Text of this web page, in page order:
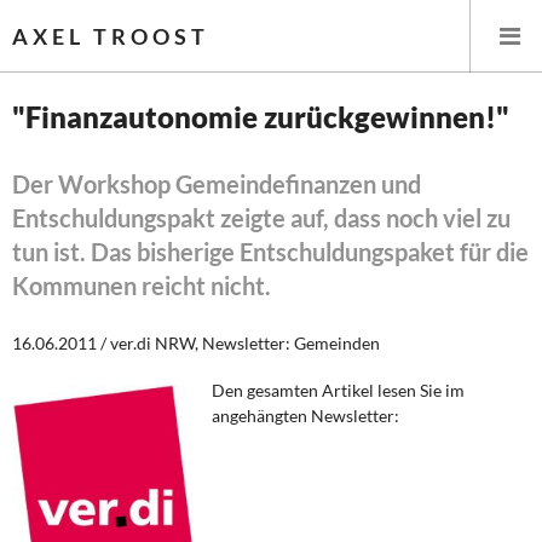
AXEL TROOST
Themen
Leitlinien linker Wirtschafts- und Finanzpolitik
Wirtschaftspolitik
Steuer- und Finanzpolitik
Öffentliche Infrastruktur und Daseinsvorsorge
Eurokrise und Griechenland
"Finanzautonomie zurückgewinnen!"
Der Workshop Gemeindefinanzen und
Entschuldungspakt zeigte auf, dass noch viel zu
tun ist. Das bisherige Entschuldungspaket für die
Kommunen reicht nicht.
16.06.2011 / ver.di NRW, Newsletter: Gemeinden
Den gesamten Artikel lesen Sie im
angehängten Newsletter: